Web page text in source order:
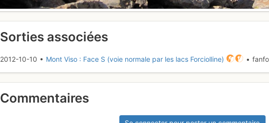
Sorties associées
2012-10-10 • Mont Viso : Face S (voie normale par les lacs Forciolline) •
Commentaires